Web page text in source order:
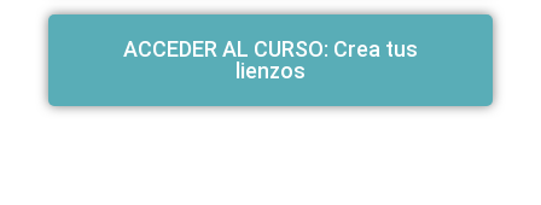
ACCEDER AL CURSO: Crea tus
lienzos